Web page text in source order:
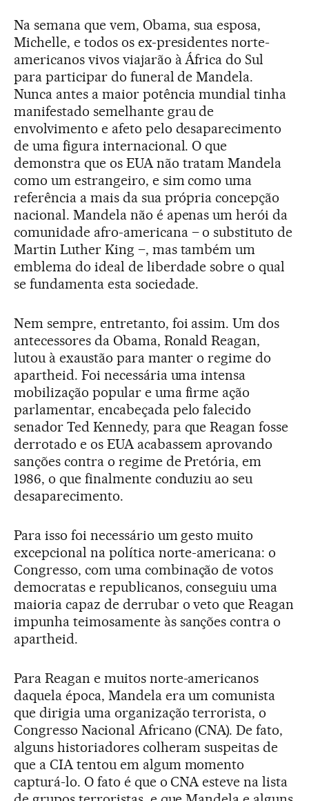
Na semana que vem, Obama, sua esposa,
Michelle, e todos os ex-presidentes norte-
americanos vivos viajarão à África do Sul
para participar do funeral de Mandela.
Nunca antes a maior potência mundial tinha
manifestado semelhante grau de
envolvimento e afeto pelo desaparecimento
de uma figura internacional. O que
demonstra que os EUA não tratam Mandela
como um estrangeiro, e sim como uma
referência a mais da sua própria concepção
nacional. Mandela não é apenas um herói da
comunidade afro-americana – o substituto de
Martin Luther King –, mas também um
emblema do ideal de liberdade sobre o qual
se fundamenta esta sociedade.
Nem sempre, entretanto, foi assim. Um dos
antecessores da Obama, Ronald Reagan,
lutou à exaustão para manter o regime do
apartheid. Foi necessária uma intensa
mobilização popular e uma firme ação
parlamentar, encabeçada pelo falecido
senador Ted Kennedy, para que Reagan fosse
derrotado e os EUA acabassem aprovando
sanções contra o regime de Pretória, em
1986, o que finalmente conduziu ao seu
desaparecimento.
Para isso foi necessário um gesto muito
excepcional na política norte-americana: o
Congresso, com uma combinação de votos
democratas e republicanos, conseguiu uma
maioria capaz de derrubar o veto que Reagan
impunha teimosamente às sanções contra o
apartheid.
Para Reagan e muitos norte-americanos
daquela época, Mandela era um comunista
que dirigia uma organização terrorista, o
Congresso Nacional Africano (CNA). De fato,
alguns historiadores colheram suspeitas de
que a CIA tentou em algum momento
capturá-lo. O fato é que o CNA esteve na lista